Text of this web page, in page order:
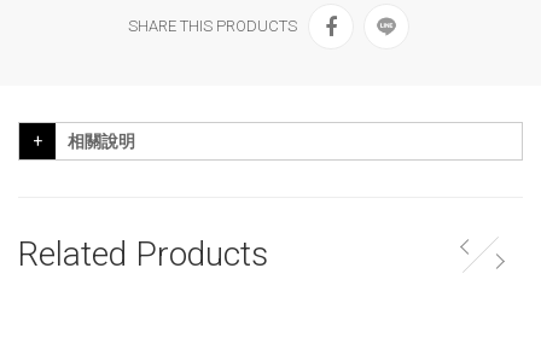
SHARE THIS PRODUCTS
相關說明
Related Products